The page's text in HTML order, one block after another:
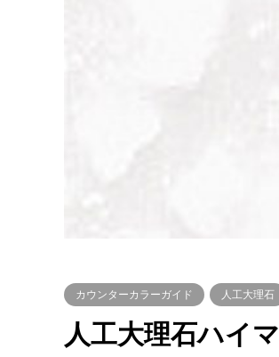
カウンターカラーガイド 人工大理石
人工大理石ハイ